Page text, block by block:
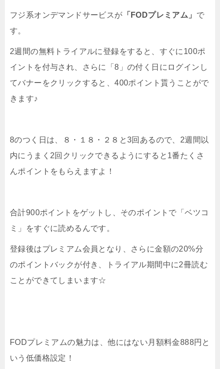
フジ系オンデマンドサービスが 「FODプレミアム」 で
す。
2週間の無料トライアルに登録をすると、すぐに100ポ
イントを付与され、さらに「8」の付く日にログインし
てバナーをクリックすると、400ポイント貰うことがで
きます♪
8のつく日は、８・１８・２８と3回あるので、2週間以
内にうまく2回クリックできるようにすると1番たくさ
んポイントをもらえますよ！
合計900ポイントをゲットし、そのポイントで「ベツコ
ミ」をすぐに読めるんです。
登録後はプレミアム会員となり、さらに金額の20%分
のポイントバックが付き、トライアル期間中に2冊読む
ことができてしまいます☆
FODプレミアムの魅力は、他にはない月額料金888円と
いう低価格設定！